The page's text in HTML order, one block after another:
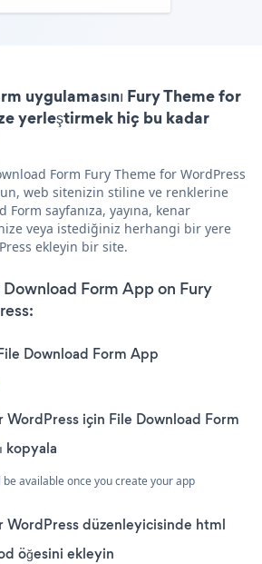
uygulamasını Fury Theme for
yerleştirmek hiç bu kadar
Form Fury Theme for WordPress
web sitenizin stiline ve renklerine
Form sayfanıza, yayına, kenar
veya istediğiniz herhangi bir yere
ekleyin bir site.
Download Form App on Fury
Download Form App
WordPress için File Download Form
kopyala
be available once you create your app
WordPress düzenleyicisinde html
öğesini ekleyin